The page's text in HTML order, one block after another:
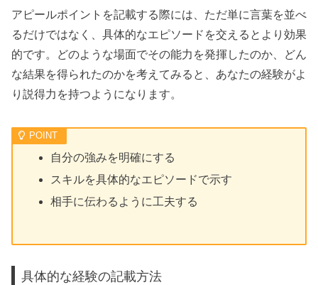
アピールポイントを記載する際には、ただ単に言葉を並べ
るだけではなく、具体的なエピソードを交えるとより効果
的です。どのような場面でその能力を発揮したのか、どん
な結果を得られたのかを考えてみると、あなたの経験がよ
り説得力を持つようになります。
自分の強みを明確にする
スキルを具体的なエピソードで示す
相手に伝わるように工夫する
具体的な経験の記載方法